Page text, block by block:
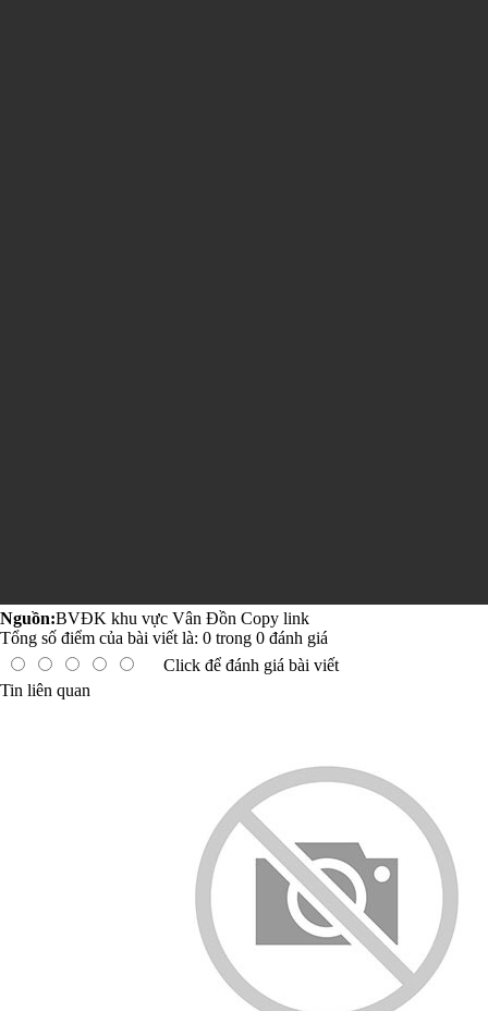
Nguồn:BVĐK khu vực Vân Đồn Copy link
Tổng số điểm của bài viết là: 0 trong 0 đánh giá
Click để đánh giá bài viết
Tin liên quan